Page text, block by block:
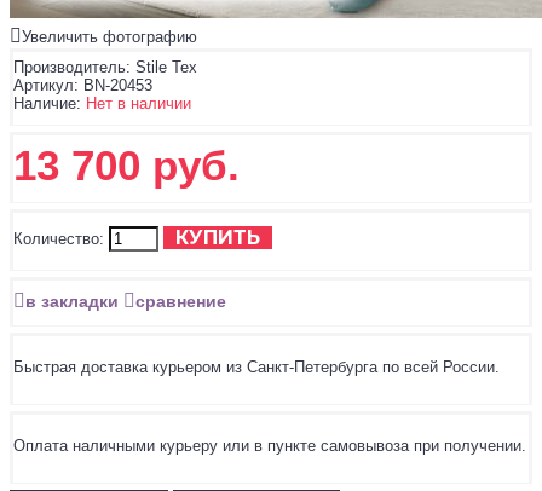
Увеличить фотографию
Производитель: Stile Tex
Артикул: BN-20453
Наличие: Нет в наличии
13 700 руб.
Количество: КУПИТЬ
в закладки сравнение
Быстрая доставка курьером из Санкт-Петербурга по всей России.
Оплата наличными курьеру или в пункте самовывоза при получении.